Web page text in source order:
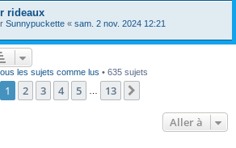
rideaux
Sunnypuckette « sam. 2 nov. 2024 12:21
les sujets comme lus • 635 sujets
Page 1sur13
1 2 3 4 5 … 13
Aller à